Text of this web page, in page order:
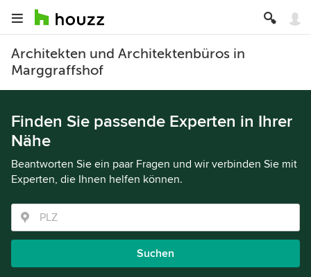
Architekten und Architektenbüros in
Marggraffshof
Finden Sie passende Experten in Ihrer
Nähe
Beantworten Sie ein paar Fragen und wir verbinden Sie mit
Experten, die Ihnen helfen können.
Suchen